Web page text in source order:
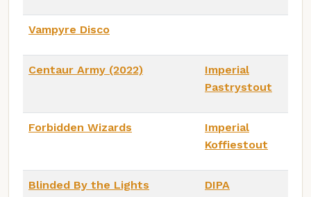
Vampyre Disco
Centaur Army (2022)
Imperial
Pastrystout
Forbidden Wizards
Imperial
Koffiestout
Blinded By the Lights DIPA